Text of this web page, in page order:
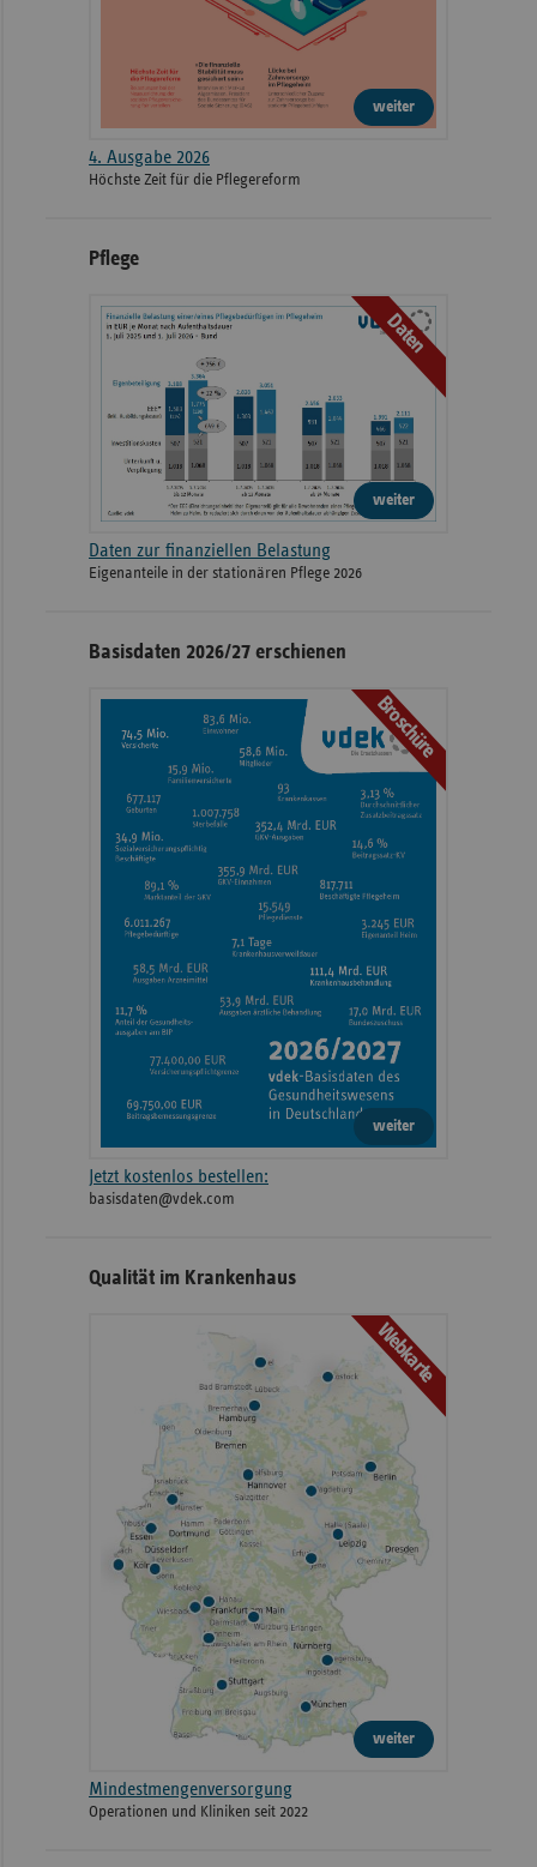
weiter
4. Ausgabe 2026
Höchste Zeit für die Pflegereform
Pflege
Daten
weiter
Daten zur finanziellen Belastung
Eigenanteile in der stationären Pflege 2026
Basisdaten 2026/27 erschienen
Broschüre
weiter
Jetzt kostenlos bestellen:
basisdaten@vdek.com
Qualität im Krankenhaus
Webkarte
weiter
Mindestmengenversorgung
Operationen und Kliniken seit 2022